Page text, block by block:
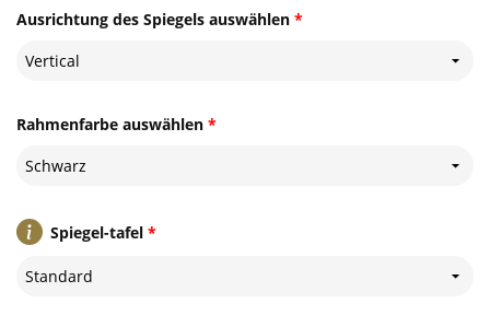
*
Ausrichtung des Spiegels auswählen
Vertical
*
Rahmenfarbe auswählen
Schwarz
*
Spiegel-tafel
Standard